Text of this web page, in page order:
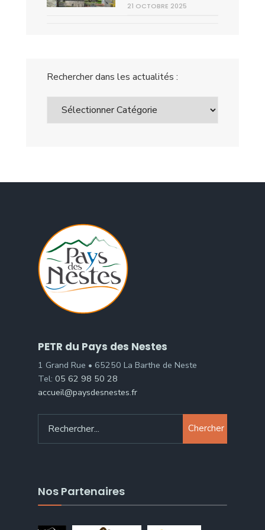
21 OCTOBRE 2025
Rechercher dans les actualités :
PETR du Pays des Nestes
1 Grand Rue • 65250 La Barthe de Neste
Tel: 05 62 98 50 28
accueil@paysdesnestes.fr
Chercher
Nos Partenaires